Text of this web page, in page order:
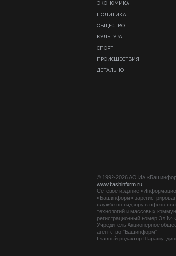
ЭКОНОМИКА
ПОЛИТИКА
ОБЩЕСТВО
КУЛЬТУРА
СПОРТ
ПРОИСШЕСТВИЯ
ДЕТАЛЬНО
© 1992-2026 АО ИА
www.bashinform.ru
Сетевое издание
«Башинформ»
службе по надзору в сфере
технологий и массовых
регистрационный номер Эл №
Учредитель Акционерное
агентство "Башинформ"
Главный редактор